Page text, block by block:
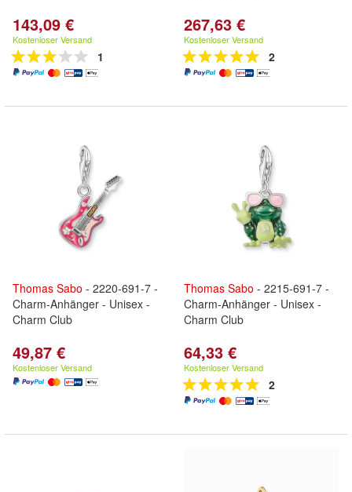
143,09 €
Kostenloser Versand
1
267,63 €
Kostenloser Versand
2
Thomas Sabo - 2220-691-7 -
Charm-Anhänger - Unisex -
Charm Club
49,87 €
Kostenloser Versand
Thomas Sabo - 2215-691-7 -
Charm-Anhänger - Unisex -
Charm Club
64,33 €
Kostenloser Versand
2